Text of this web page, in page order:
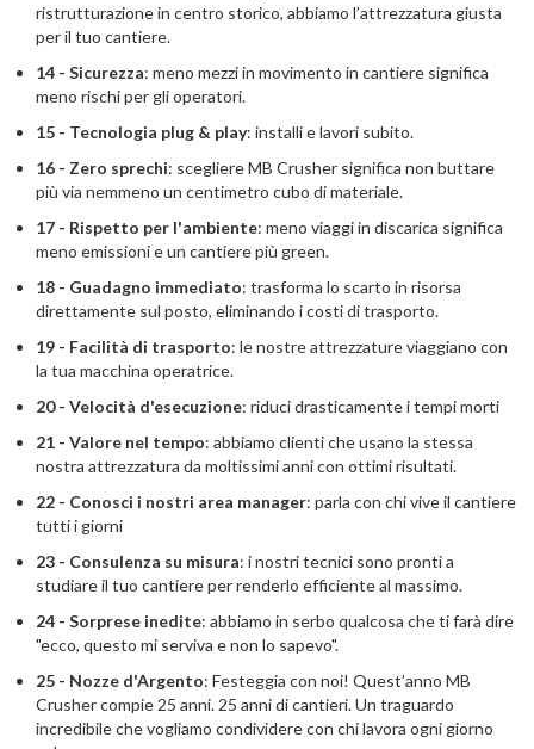
ristrutturazione in centro storico, abbiamo l’attrezzatura giusta
per il tuo cantiere.
14 - Sicurezza: meno mezzi in movimento in cantiere significa
meno rischi per gli operatori.
15 - Tecnologia plug & play: installi e lavori subito.
16 - Zero sprechi: scegliere MB Crusher significa non buttare
più via nemmeno un centimetro cubo di materiale.
17 - Rispetto per l'ambiente: meno viaggi in discarica significa
meno emissioni e un cantiere più green.
18 - Guadagno immediato: trasforma lo scarto in risorsa
direttamente sul posto, eliminando i costi di trasporto.
19 - Facilità di trasporto: le nostre attrezzature viaggiano con
la tua macchina operatrice.
20 - Velocità d'esecuzione: riduci drasticamente i tempi morti
21 - Valore nel tempo: abbiamo clienti che usano la stessa
nostra attrezzatura da moltissimi anni con ottimi risultati.
22 - Conosci i nostri area manager: parla con chi vive il cantiere
tutti i giorni
23 - Consulenza su misura: i nostri tecnici sono pronti a
studiare il tuo cantiere per renderlo efficiente al massimo.
24 - Sorprese inedite: abbiamo in serbo qualcosa che ti farà dire
"ecco, questo mi serviva e non lo sapevo".
25 - Nozze d'Argento: Festeggia con noi! Quest’anno MB
Crusher compie 25 anni. 25 anni di cantieri. Un traguardo
incredibile che vogliamo condividere con chi lavora ogni giorno